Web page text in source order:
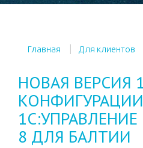
Главная Для клиентов
НОВАЯ ВЕРСИЯ
КОНФИГУРАЦИИ
8 ДЛЯ БАЛТИИ